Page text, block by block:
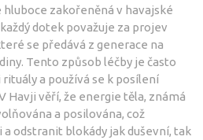
zakořeněná v havajské
dotek považuje za projev
se předává z generace na
Tento způsob léčby je často
a používá se k posílení
Havji věří, že energie těla, známá
a posilována, což
odstranit blokády jak duševní, tak